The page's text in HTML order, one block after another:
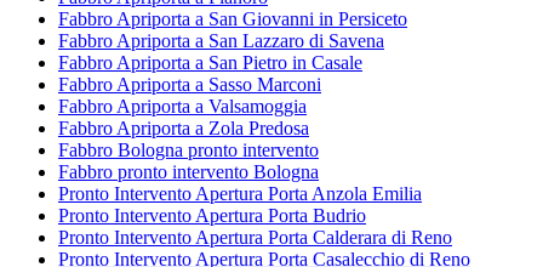
Fabbro Apriporta a San Giovanni in Persiceto
Fabbro Apriporta a San Lazzaro di Savena
Fabbro Apriporta a San Pietro in Casale
Fabbro Apriporta a Sasso Marconi
Fabbro Apriporta a Valsamoggia
Fabbro Apriporta a Zola Predosa
Fabbro Bologna pronto intervento
Fabbro pronto intervento Bologna
Pronto Intervento Apertura Porta Anzola Emilia
Pronto Intervento Apertura Porta Budrio
Pronto Intervento Apertura Porta Calderara di Reno
Pronto Intervento Apertura Porta Casalecchio di Reno